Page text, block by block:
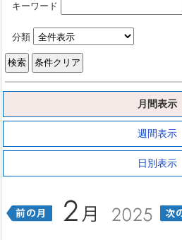
キーワード
分類
月間表示
週間表示
日別表示